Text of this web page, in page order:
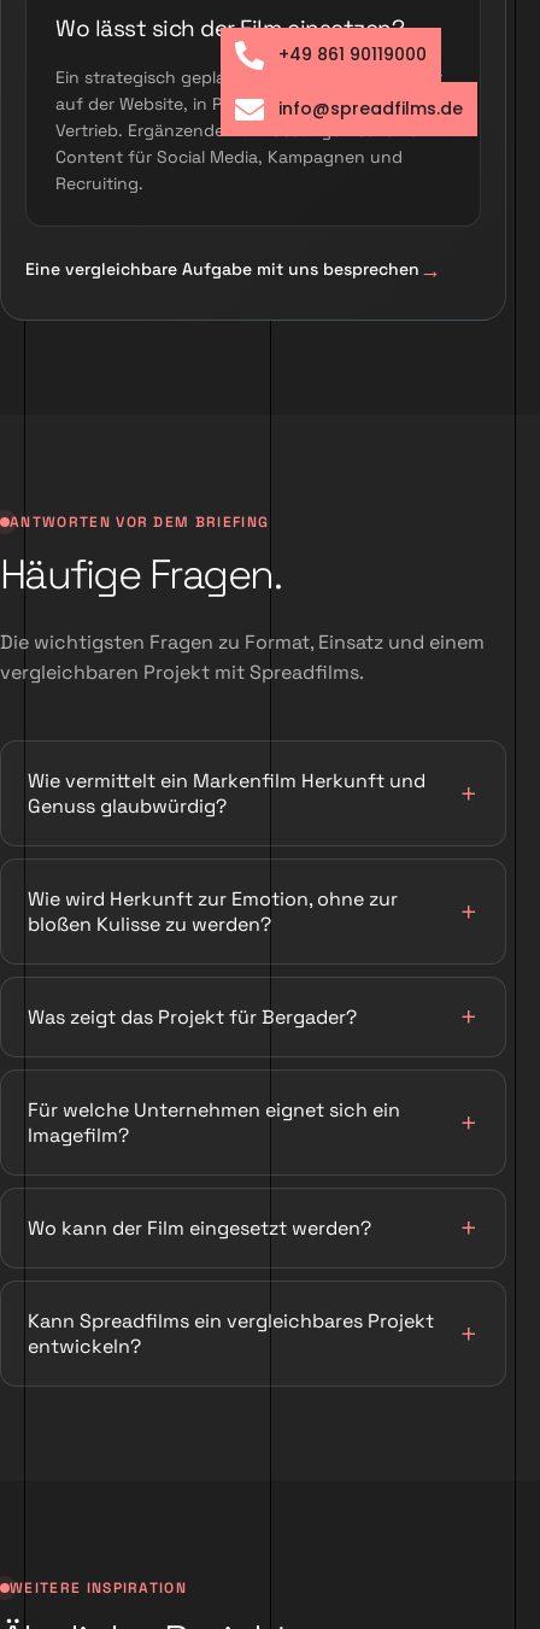
Wo lässt sich der Film einsetzen?
Ein strategisch geplanter Hauptfilm funktioniert
auf der Website, in Präsentationen und im
Vertrieb. Ergänzende Kurzfassungen schaffen
Content für Social Media, Kampagnen und
Recruiting.
Eine vergleichbare Aufgabe mit uns besprechen
ANTWORTEN VOR DEM BRIEFING
Häufige Fragen.
Die wichtigsten Fragen zu Format, Einsatz und einem
vergleichbaren Projekt mit Spreadfilms.
Wie vermittelt ein Markenfilm Herkunft und
Genuss glaubwürdig?
Wie wird Herkunft zur Emotion, ohne zur
bloßen Kulisse zu werden?
Was zeigt das Projekt für Bergader?
Für welche Unternehmen eignet sich ein
Imagefilm?
Wo kann der Film eingesetzt werden?
Kann Spreadfilms ein vergleichbares Projekt
entwickeln?
WEITERE INSPIRATION
+49 861 90119000
info@spreadfilms.de